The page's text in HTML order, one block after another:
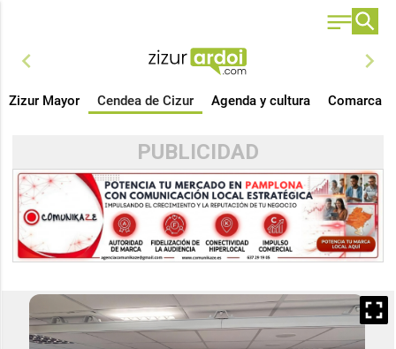
chevron_left chevron_right
Zizur Mayor Cendea de Cizur Agenda y cultura Comarca
PUBLICIDAD